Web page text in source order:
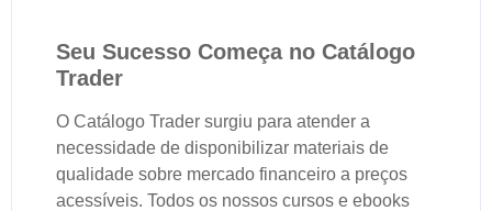
Seu Sucesso Começa no Catálogo
Trader
O Catálogo Trader surgiu para atender a
necessidade de disponibilizar materiais de
qualidade sobre mercado financeiro a preços
acessíveis. Todos os nossos cursos e ebooks